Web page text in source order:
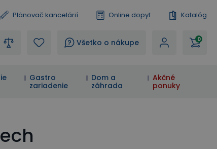
Plánovač kancelárií Online dopyt Katalóg
? Všetko o nákupe 0
Gastro
zariadenie
Dom a
záhrada
Akčné
ponuky